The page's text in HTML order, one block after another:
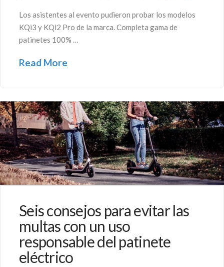
Los asistentes al evento pudieron probar los modelos
KQi3 y KQi2 Pro de la marca. Completa gama de
patinetes 100% …
Read More
Seis consejos para evitar las
multas con un uso
responsable del patinete
eléctrico